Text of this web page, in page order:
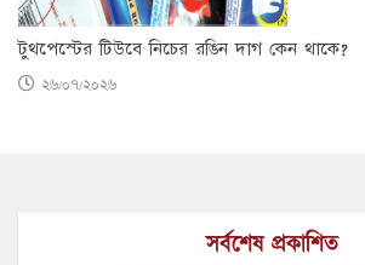
টুথপেস্টের টিউবে নিচের রঙিন দাগ কেন থাকে?
২৬/০৭/২০২৬
সর্বশেষ প্রকাশিত